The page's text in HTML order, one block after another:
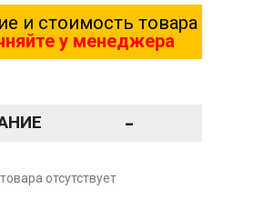
и стоимость товара
у менеджера
-
отсутствует